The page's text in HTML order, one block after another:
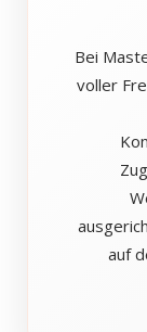
Bei
voller
auf